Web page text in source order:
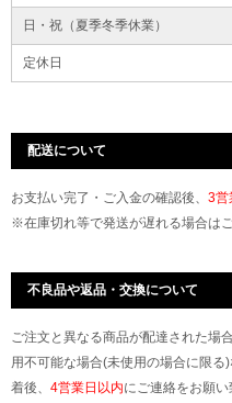
日・祝（夏季冬季休業）
定休日
配送について
お支払い完了・ご入金の確認後、 3営
※在庫切れ等で発送が遅れる場合はご
不良品や返品・交換について
ご注文と異なる商品が配達された場
用不可能な場合(未使用の場合に限
着後、 4営業日以内にご連絡をお願い